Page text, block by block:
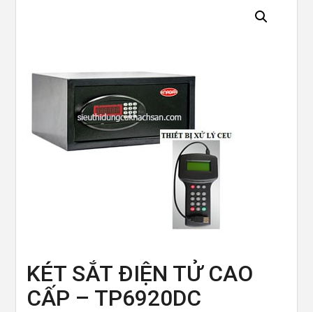
KÉT SẮT ĐIỆN TỬ CAO
CẤP – TP6920DC